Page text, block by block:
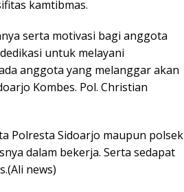
kamtibmas.
serta motivasi bagi anggota
untuk melayani
anggota yang melanggar akan
Kombes. Pol. Christian
Polresta Sidoarjo maupun polsek
dalam bekerja. Serta sedapat
news)